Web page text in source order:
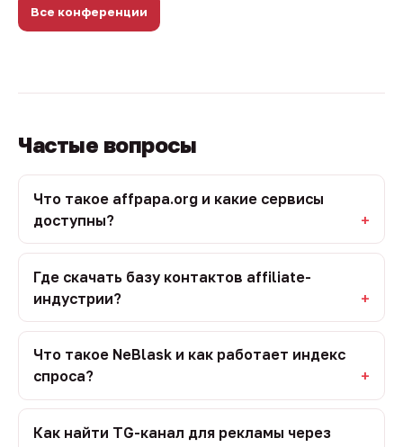
Все конференции
Частые вопросы
Что такое affpapa.org и какие сервисы
доступны?
Где скачать базу контактов affiliate-
индустрии?
Что такое NeBlask и как работает индекс
спроса?
Как найти TG-канал для рекламы через